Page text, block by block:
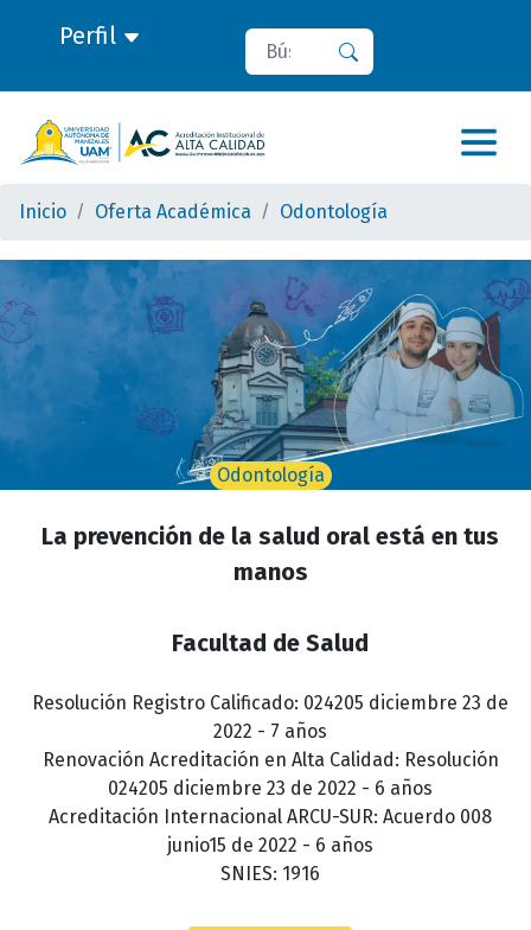
Perfil Buscar
Inicio Oferta Académica Odontología
Odontología
La prevención de la salud oral está en tus
manos
Facultad de Salud
Resolución Registro Calificado: 024205 diciembre 23 de
2022 - 7 años
Renovación Acreditación en Alta Calidad: Resolución
024205 diciembre 23 de 2022 - 6 años
Acreditación Internacional ARCU-SUR: Acuerdo 008
junio15 de 2022 - 6 años
SNIES: 1916